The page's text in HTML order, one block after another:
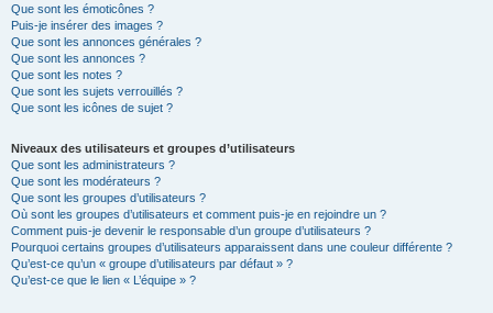
Que sont les émoticônes ?
Puis-je insérer des images ?
Que sont les annonces générales ?
Que sont les annonces ?
Que sont les notes ?
Que sont les sujets verrouillés ?
Que sont les icônes de sujet ?
Niveaux des utilisateurs et groupes d’utilisateurs
Que sont les administrateurs ?
Que sont les modérateurs ?
Que sont les groupes d’utilisateurs ?
Où sont les groupes d’utilisateurs et comment puis-je en rejoindre un ?
Comment puis-je devenir le responsable d’un groupe d’utilisateurs ?
Pourquoi certains groupes d’utilisateurs apparaissent dans une couleur différente ?
Qu’est-ce qu’un « groupe d’utilisateurs par défaut » ?
Qu’est-ce que le lien « L’équipe » ?